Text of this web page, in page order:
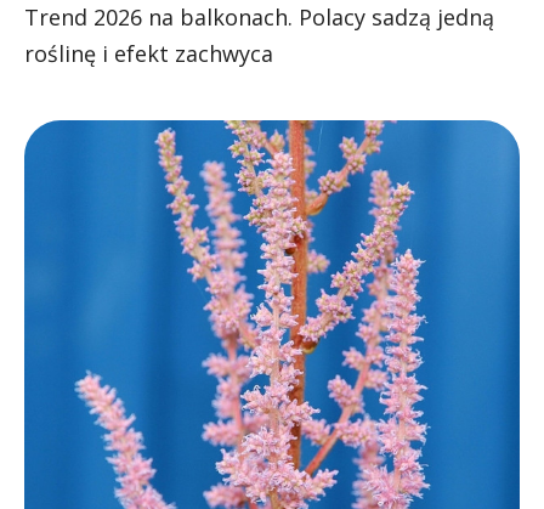
Trend 2026 na balkonach. Polacy sadzą jedną
roślinę i efekt zachwyca